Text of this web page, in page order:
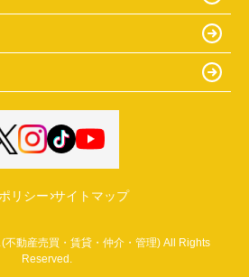
リシー サイトマップ
不動産売買・賃貸・仲介・管理) All Rights
Reserved.